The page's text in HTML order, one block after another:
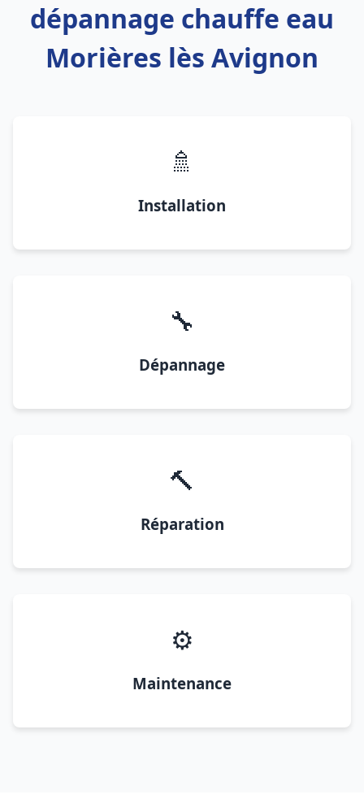
dépannage chauffe eau
Morières lès Avignon
🚿
Installation
🔧
Dépannage
🔨
Réparation
⚙️
Maintenance